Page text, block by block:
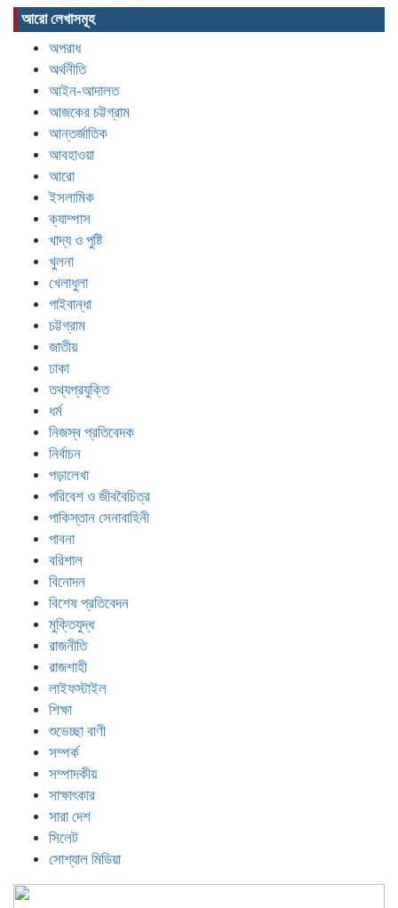
আরো লেখাসমূহ
অপরাধ
অর্থনীতি
আইন-আদালত
আজকের চট্টগ্রাম
আন্তর্জাতিক
আবহাওয়া
আরো
ইসলামিক
ক্যাম্পাস
খাদ্য ও পুষ্টি
খুলনা
খেলাধুলা
গাইবান্ধা
চট্টগ্রাম
জাতীয়
ঢাকা
তথ্যপ্রযুক্তি
ধর্ম
নিজস্ব প্রতিবেদক
নির্বাচন
পড়ালেখা
পরিবেশ ও জীববৈচিত্র
পাকিস্তান সেনাবাহিনী
পাবনা
বরিশাল
বিনোদন
বিশেষ প্রতিবেদন
মুক্তিযুদ্ধ
রাজনীতি
রাজশাহী
লাইফস্টাইল
শিক্ষা
শুভেচ্ছা বাণী
সম্পর্ক
সম্পাদকীয়
সাক্ষাৎকার
সারা দেশ
সিলেট
সোশ্যাল মিডিয়া